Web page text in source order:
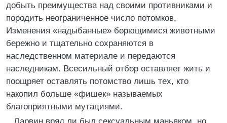
добыть преимущества над своими противниками и
породить неограниченное число потомков.
Изменения «надыбанные» борющимися животными
бережно и тщательно сохраняются в
наследственном материале и передаются
наследникам. Всесильный отбор оставляет жить и
поощряет оставлять потомство лишь тех, кто
накопил больше «фишек» называемых
благоприятными мутациями.